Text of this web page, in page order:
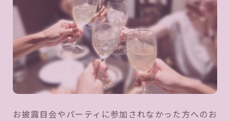
お披露目会やパーティに参加されなかった方へのお